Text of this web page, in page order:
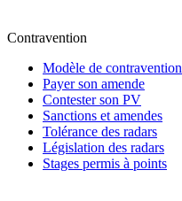
Contravention
Modèle de contravention
Payer son amende
Contester son PV
Sanctions et amendes
Tolérance des radars
Législation des radars
Stages permis à points